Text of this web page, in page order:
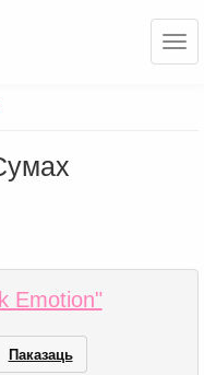
Emotion"
Паказаць